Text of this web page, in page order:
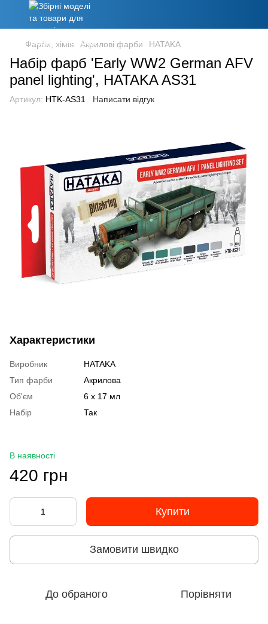
Фарби, хімія Акрилові фарби HATAKA
Набір фарб 'Early WW2 German AFV
panel lighting', HATAKA AS31
Артикул: HTK-AS31 Написати відгук
Характеристики
Виробник
HATAKA
Тип фарби
Акрилова
Об'єм
6 x 17 мл
Набір
Так
В наявності
420 грн
Купити
Замовити швидко
До обраного Порівняти